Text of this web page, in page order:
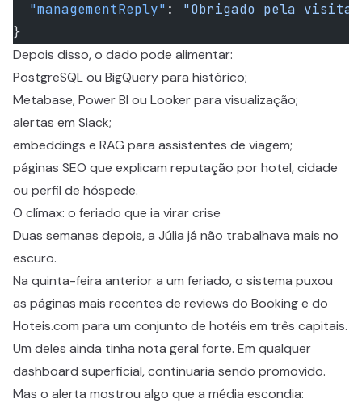
  "managementReply"
: "Obrigado pela
}
Depois disso, o dado pode alimentar:
PostgreSQL ou BigQuery para histórico;
Metabase, Power BI ou Looker para visualização;
alertas em Slack;
embeddings e RAG para assistentes de viagem;
páginas SEO que explicam reputação por hotel, cidade
ou perfil de hóspede.
O clímax: o feriado que ia virar crise
Duas semanas depois, a Júlia já não trabalhava mais no
escuro.
Na quinta-feira anterior a um feriado, o sistema puxou
as páginas mais recentes de reviews do Booking e do
Hoteis.com para um conjunto de hotéis em três capitais.
Um deles ainda tinha nota geral forte. Em qualquer
dashboard superficial, continuaria sendo promovido.
Mas o alerta mostrou algo que a média escondia: